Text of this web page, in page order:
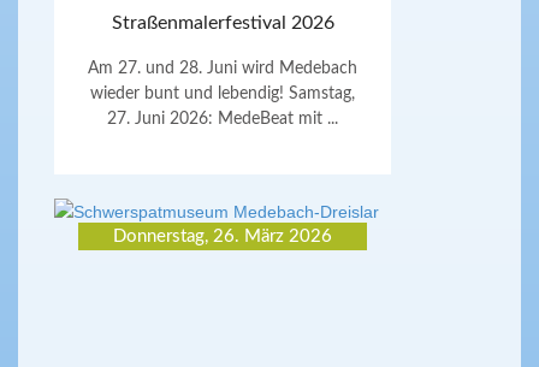
Straßenmalerfestival 2026
Am 27. und 28. Juni wird Medebach
wieder bunt und lebendig! Samstag,
27. Juni 2026: MedeBeat mit ...
Donnerstag, 26. März 2026